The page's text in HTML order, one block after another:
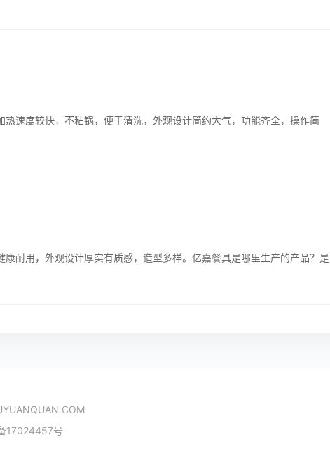
速度较快，不粘锅，便于清洗，外观设计简约大气，功能齐全，操作简
耐用，外观设计厚实有质感，造型多样。亿嘉餐具是哪里生产的产品？是
17024457号